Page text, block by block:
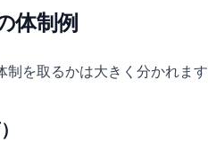
体制例
を取るかは大きく分かれま